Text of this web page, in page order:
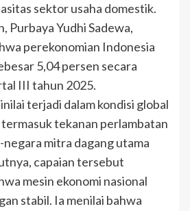
sektor usaha domestik.
Purbaya Yudhi Sadewa,
perekonomian Indonesia
5,04 persen secara
III tahun 2025.
terjadi dalam kondisi global
tekanan perlambatan
mitra dagang utama
capaian tersebut
mesin ekonomi nasional
stabil. Ia menilai bahwa